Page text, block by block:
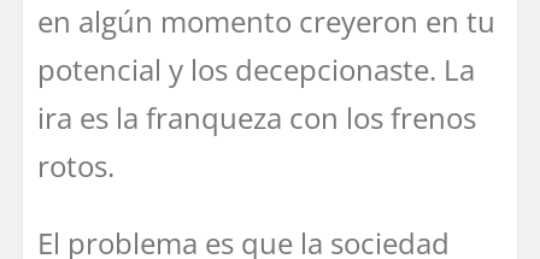
en algún momento creyeron en tu
potencial y los decepcionaste. La
ira es la franqueza con los frenos
rotos.
El problema es que la sociedad